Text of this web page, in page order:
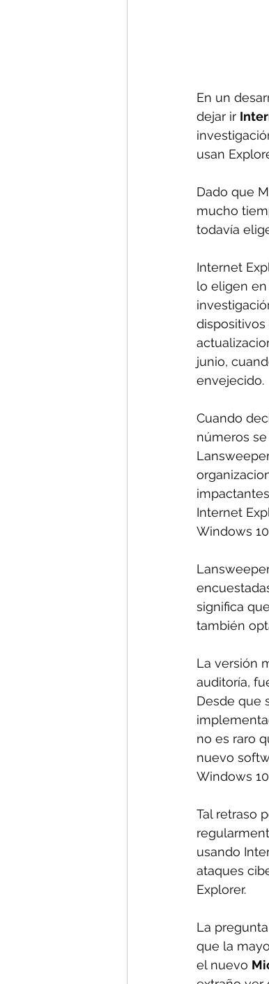
En un
dejar ir
usan
Dado que
mucho
todavía
Internet
lo eligen
junio,
envejecido.
Cuando
números
Internet
Windows
significa
también
La versión
auditoría,
Desde que
no es raro
nuevo
Windows
Tal retraso
usando
ataques
Explorer.
La
que la
el nuevo